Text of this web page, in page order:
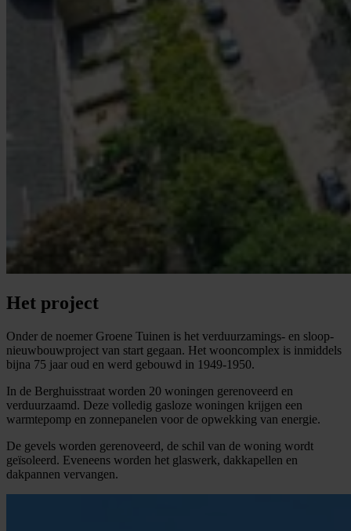
Het project
Onder de noemer Groene Tuinen is het verduurzamings- en sloop-
nieuwbouwproject van start gegaan. Het wooncomplex is inmiddels
bijna 75 jaar oud en werd gebouwd in 1949-1950.
In de Berghuisstraat worden 20 woningen gerenoveerd en
verduurzaamd. Deze volledig gasloze woningen krijgen een
warmtepomp en zonnepanelen voor de opwekking van energie.
De gevels worden gerenoveerd, de schil van de woning wordt
geïsoleerd. Eveneens worden het glaswerk, dakkapellen en
dakpannen vervangen.